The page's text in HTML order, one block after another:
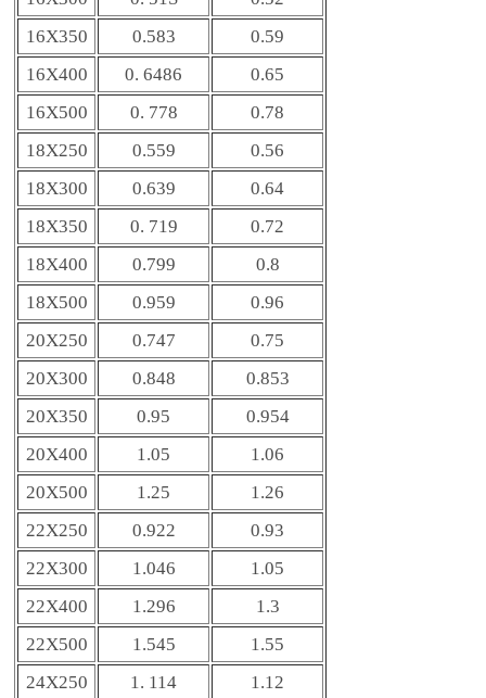
16X350
0.583
0.59
16X400
0. 6486
0.65
16X500
0. 778
0.78
18X250
0.559
0.56
18X300
0.639
0.64
18X350
0. 719
0.72
18X400
0.799
0.8
18X500
0.959
0.96
20X250
0.747
0.75
20X300
0.848
0.853
20X350
0.95
0.954
20X400
1.05
1.06
20X500
1.25
1.26
22X250
0.922
0.93
22X300
1.046
1.05
22X400
1.296
1.3
22X500
1.545
1.55
24X250
1. 114 1.12